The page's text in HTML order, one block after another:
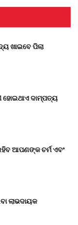
ଖାଇବେ ପିଲା
ହୋଇଥାଏ ଦାମ୍ପତ୍ୟ
ଆପଣଙ୍କ ଚର୍ମ ଏବଂ
ଲାଭଦାୟକ